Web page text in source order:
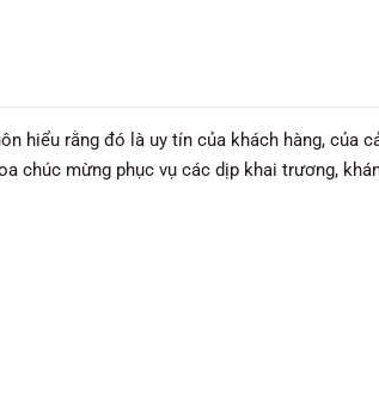
hiểu rằng đó là uy tín của khách hàng, của
chúc mừng phục vụ các dịp khai trương,